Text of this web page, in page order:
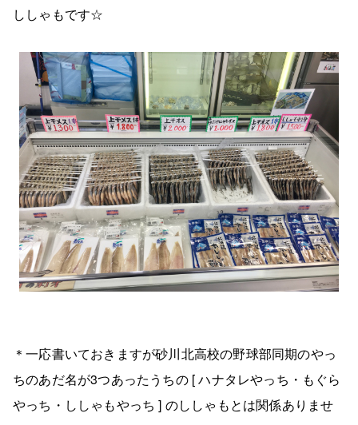
ししゃもです☆
＊一応書いておきますが砂川北高校の野球部同期のやっ
ちのあだ名が3つあったうちの [ ハナタレやっち・もぐら
やっち・ししゃもやっち ] のししゃもとは関係ありませ